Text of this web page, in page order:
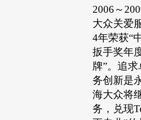
2006～
大众关爱
4年荣获“
扳手奖年
牌”。追
务创新是
海大众将
务，兑现